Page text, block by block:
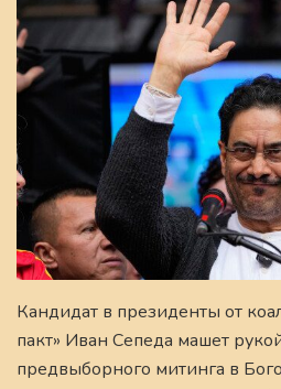
Кандидат в президенты от
пакт» Иван Сепеда машет
предвыборного митинга в